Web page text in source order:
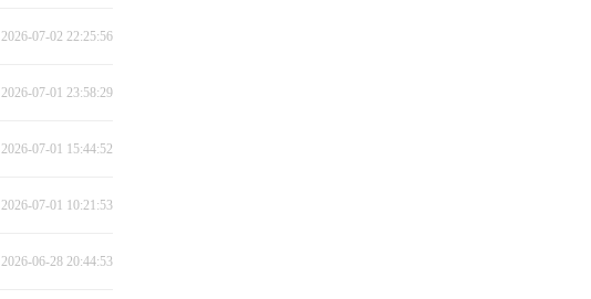
2026-07-02 22:25:56
2026-07-01 23:58:29
2026-07-01 15:44:52
2026-07-01 10:21:53
2026-06-28 20:44:53